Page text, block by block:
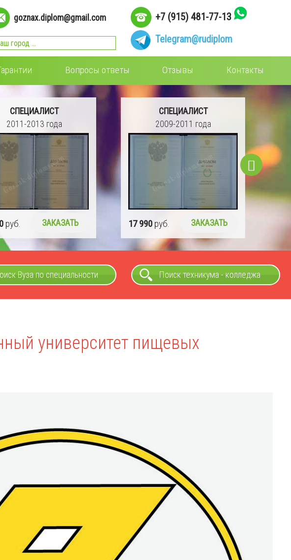
goznax.diplom@gmail.com
+7 (915) 481-77-13
Telegram@rudiplom
Вопросы ответы Отзывы Контакты
СПЕЦИАЛИСТ
2009-2011 года
руб. ЗАКАЗАТЬ
СПЕЦИАЛИСТ
2004-2008 года
16 990руб. ЗАКАЗАТЬ
15
Вуза по специальности Поиск техникума - колледжа
университет пищевых